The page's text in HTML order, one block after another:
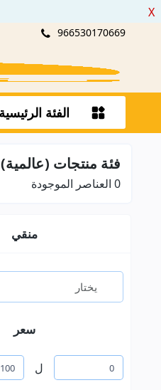
X
966530170669
الفئة الرئيسية
فئة منتجات (عالمية)
0 العناصر الموجودة
منقي
سعر
ل